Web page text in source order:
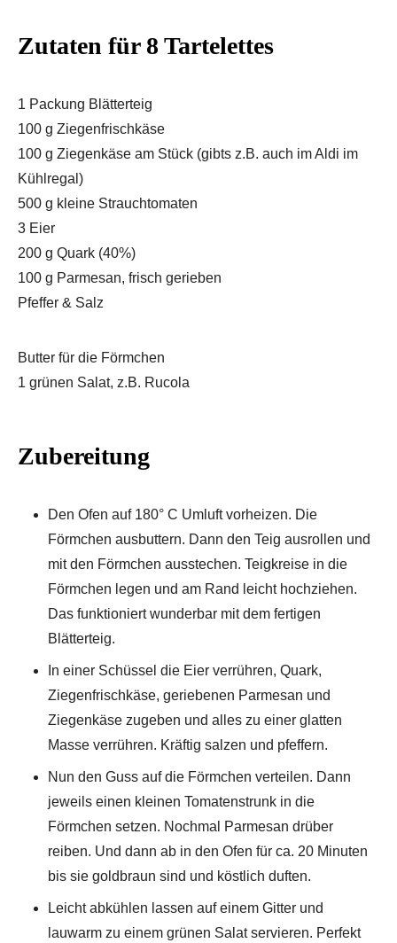
Zutaten für 8 Tartelettes
1 Packung Blätterteig
100 g Ziegenfrischkäse
100 g Ziegenkäse am Stück (gibts z.B. auch im Aldi im
Kühlregal)
500 g kleine Strauchtomaten
3 Eier
200 g Quark (40%)
100 g Parmesan, frisch gerieben
Pfeffer & Salz
Butter für die Förmchen
1 grünen Salat, z.B. Rucola
Zubereitung
Den Ofen auf 180° C Umluft vorheizen. Die
Förmchen ausbuttern. Dann den Teig ausrollen und
mit den Förmchen ausstechen. Teigkreise in die
Förmchen legen und am Rand leicht hochziehen.
Das funktioniert wunderbar mit dem fertigen
Blätterteig.
In einer Schüssel die Eier verrühren, Quark,
Ziegenfrischkäse, geriebenen Parmesan und
Ziegenkäse zugeben und alles zu einer glatten
Masse verrühren. Kräftig salzen und pfeffern.
Nun den Guss auf die Förmchen verteilen. Dann
jeweils einen kleinen Tomatenstrunk in die
Förmchen setzen. Nochmal Parmesan drüber
reiben. Und dann ab in den Ofen für ca. 20 Minuten
bis sie goldbraun sind und köstlich duften.
Leicht abkühlen lassen auf einem Gitter und
lauwarm zu einem grünen Salat servieren. Perfekt